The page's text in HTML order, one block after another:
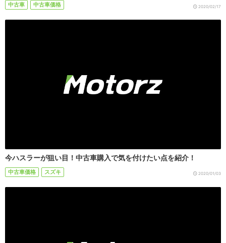
中古車 中古車価格 2020/02/17
今ハスラーが狙い目！中古車購入で気を付けたい点を紹介！
中古車価格 スズキ 2020/01/03